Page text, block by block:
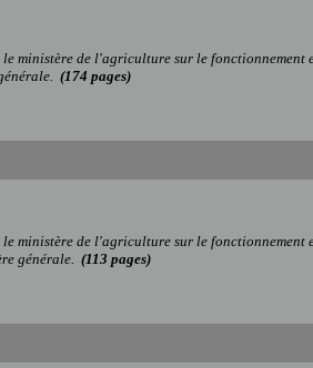
le ministère de l'agriculture sur le fonctionnement
(174 pages)
le ministère de l'agriculture sur le fonctionnement
générale. (113 pages)